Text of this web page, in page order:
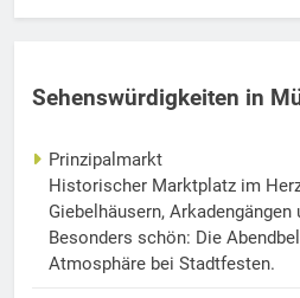
Sehenswürdigkeiten in
Prinzipalmarkt
Historischer Marktplatz im
Giebelhäusern,
Besonders schön: Die
Atmosphäre bei Stadtfesten.